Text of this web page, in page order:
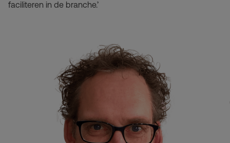
faciliteren in de branche.’